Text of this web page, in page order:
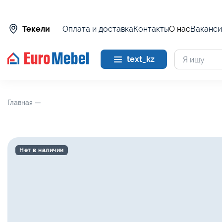
Текели Оплата и доставкаКонтактыО нас
text_kz
Главная —
Нет в наличии